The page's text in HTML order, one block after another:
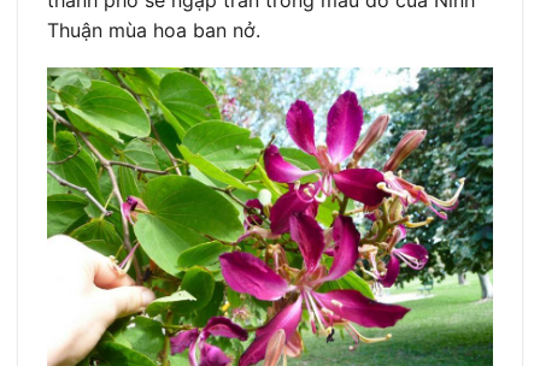
Thuận mùa hoa ban nở.